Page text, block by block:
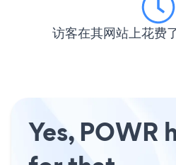
访客在其网站上花费
Yes, POWR